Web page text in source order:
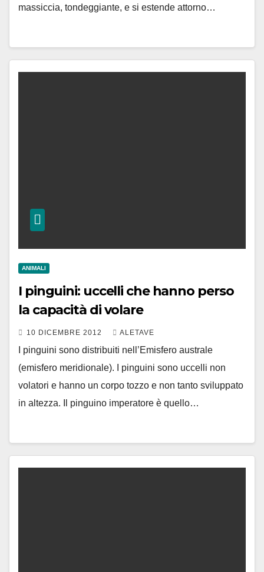
massiccia, tondeggiante, e si estende attorno…
ANIMALI
I pinguini: uccelli che hanno perso
la capacità di volare
10 DICEMBRE 2012 ALETAVE
I pinguini sono distribuiti nell’Emisfero australe
(emisfero meridionale). I pinguini sono uccelli non
volatori e hanno un corpo tozzo e non tanto sviluppato
in altezza. Il pinguino imperatore è quello…